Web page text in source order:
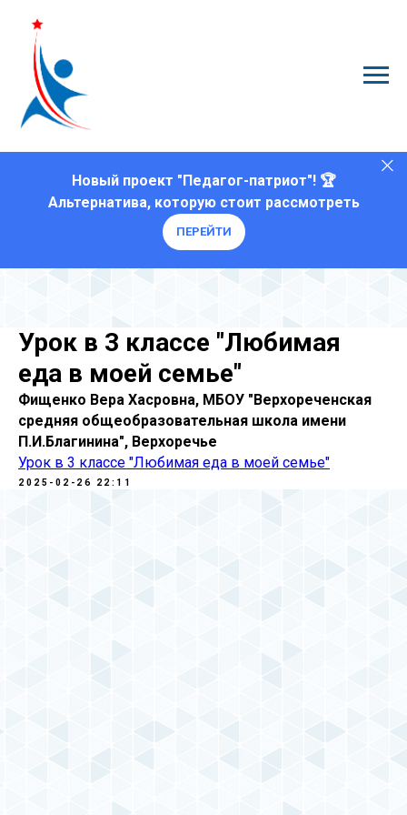
Новый проект "Педагог-патриот"! 🏆
Альтернатива, которую стоит рассмотреть
ПЕРЕЙТИ
Урок в 3 классе "Любимая
еда в моей семье"
Фищенко Вера Хасровна, МБОУ "Верхореченская
средняя общеобразовательная школа имени
П.И.Благинина", Верхоречье
Урок в 3 классе "Любимая еда в моей семье"
2025-02-26 22:11